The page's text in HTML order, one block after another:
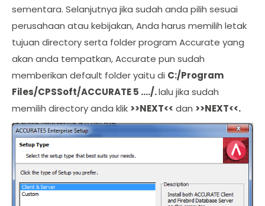
sementara. Selanjutnya jika sudah anda pilih sesuai
perusahaan atau kebijakan, Anda harus memilih letak
tujuan directory serta folder program Accurate yang
akan anda tempatkan, Accurate pun sudah
memberikan default folder yaitu di C:/Program
Files/CPSSoft/ACCURATE 5 …./.lalu jika sudah
memilih directory anda klik >>NEXT<< dan >>NEXT<<.